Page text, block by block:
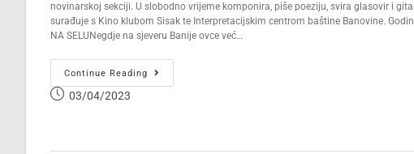
novinarskoj sekciji. U slobodno vrijeme komponira, piše poeziju, svira glasovir i
surađuje s Kino klubom Sisak te Interpretacijskim centrom baštine Banovine.
NA SELUNegdje na sjeveru Banije ovce već…
Continue Reading
03/04/2023